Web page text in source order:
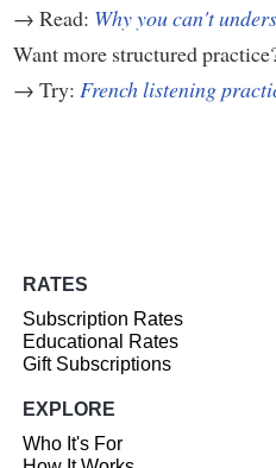
→ Read: Why you can't
Want more structured
→ Try: French listening
RATES
Subscription Rates
Educational Rates
Gift Subscriptions
EXPLORE
Who It's For